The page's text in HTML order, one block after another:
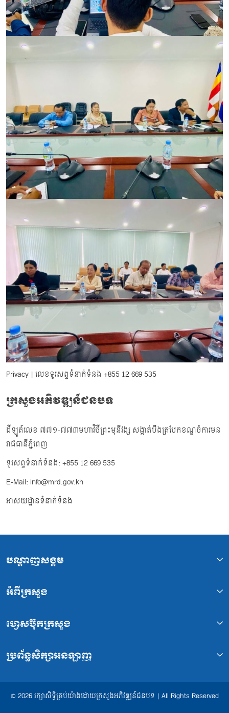
Privacy | លេខទូរសព្ទទំនាក់ទំនង +855 12 669 535
ក្រសួងអភិវឌ្ឍន៍ជនបទ
ដីឡូត៍លេខ ៧៧១-៧៧៣មហាវិថីព្រះមុនីវង្ស សង្កាត់បឹងត្របែកខណ្ឌចំការមន
រាជធានីភ្នំពេញ
ទូរសព្ទទំនាក់ទំនង: +855 12 669 535
E-Mail: info@mrd.gov.kh
អាសយដ្ឋានទំនាក់ទំនង
បណ្ដាញសង្គម
អំពីក្រសួង
ហ្វេសប៊ុកក្រសួង
ប្រព័ន្ធសិក្សាអនឡាញ
© 2026 រក្សាសិទ្ធិគ្រប់យ៉ាងដោយក្រសួងអភិវឌ្ឍន៍ជនបទ | All Rights Reserved